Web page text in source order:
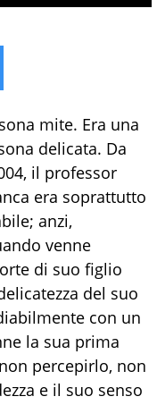
mite. Era una
delicata. Da
il professor
era soprattutto
anzi,
venne
di suo figlio
del suo
con un
la sua prima
percepirlo, non
e il suo senso